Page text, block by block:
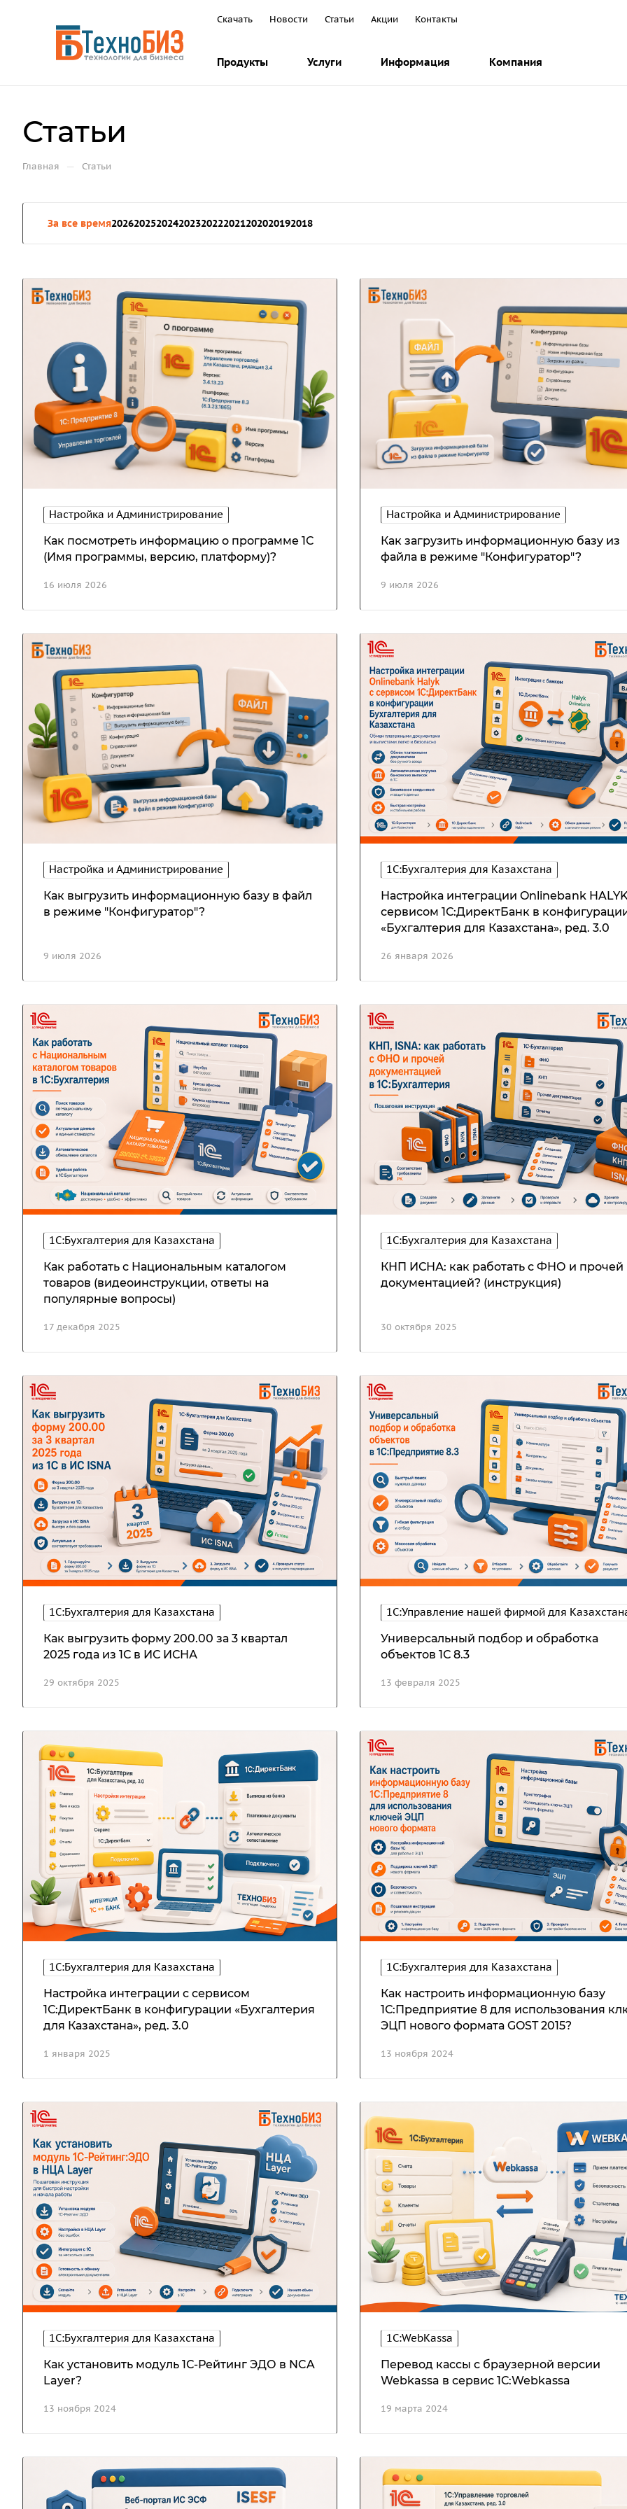
Скачать Новости Статьи Акции Контакты
Продукты Услуги Информация Компания
Статьи
Главная — Статьи
За все время202620252024202320222021202020192018
Настройка и Администрирование
16 июля 2026
Как посмотреть информацию о программе 1С
(Имя программы, версию, платформу)?
Настройка и Администрирование
9 июля 2026
Как загрузить информационную базу из
файла в режиме "Конфигуратор"?
Настройка и Администрирование
9 июля 2026
Как выгрузить информационную базу в файл
в режиме "Конфигуратор"?
1С:Бухгалтерия для Казахстана
26 января 2026
Настройка интеграции Onlinebank
сервисом 1С:ДиректБанк в
«Бухгалтерия для Казахстана», ред. 3.0
1С:Бухгалтерия для Казахстана
17 декабря 2025
Как работать с Национальным каталогом
товаров (видеоинструкции, ответы на
популярные вопросы)
1С:Бухгалтерия для Казахстана
30 октября 2025
КНП ИСНА: как работать с ФНО и прочей
документацией? (инструкция)
1С:Бухгалтерия для Казахстана
29 октября 2025
Как выгрузить форму 200.00 за 3 квартал
2025 года из 1С в ИС ИСНА
1С:Управление нашей фирмой для
13 февраля 2025
Универсальный подбор и обработка
объектов 1С 8.3
1С:Бухгалтерия для Казахстана
1 января 2025
Настройка интеграции с сервисом
1С:ДиректБанк в конфигурации «Бухгалтерия
для Казахстана», ред. 3.0
1С:Бухгалтерия для Казахстана
13 ноября 2024
Как настроить информационную базу
1С:Предприятие 8 для использования
ЭЦП нового формата GOST 2015?
1С:Бухгалтерия для Казахстана
13 ноября 2024
Как установить модуль 1С-Рейтинг ЭДО в NCA
Layer?
1C:WebKassa
19 марта 2024
Перевод кассы с браузерной версии
Webkassa в сервис 1С:Webkassa